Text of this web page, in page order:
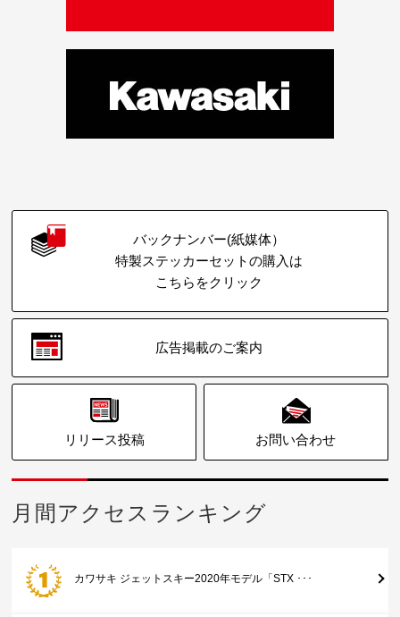
バックナンバー(紙媒体）
特製ステッカーセットの購入は
こちらをクリック
広告掲載のご案内
リリース投稿 お問い合わせ
月間アクセスランキング
カワサキ ジェットスキー2020年モデル「STX ･･･